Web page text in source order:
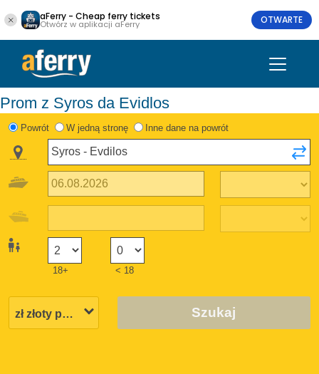
aFerry - Cheap ferry tickets
Otwórz w aplikacji aFerry OTWARTE
Prom z Syros da Evidlos
Powrót W jedną stronę Inne dane na powrót
18+ < 18
Szukaj